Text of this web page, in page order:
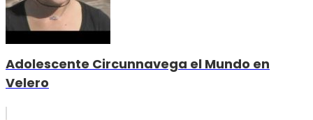
Adolescente Circunnavega el Mundo en
Velero